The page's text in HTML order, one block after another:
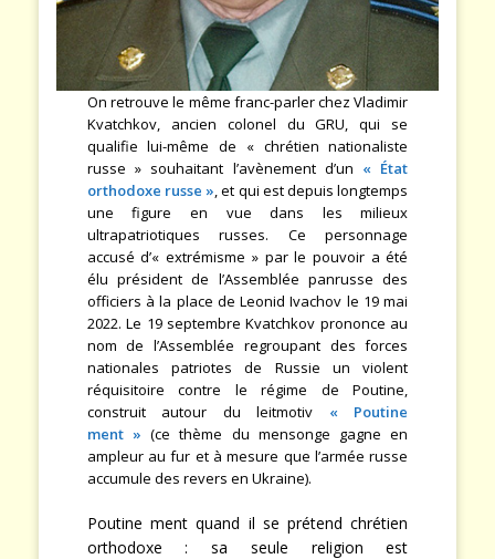
On retrouve le même franc-parler chez Vladimir
Kvatchkov, ancien colonel du GRU, qui se
qualifie lui-même de « chrétien nationaliste
russe » souhaitant l’avènement d’un « État
orthodoxe russe », et qui est depuis longtemps
une figure en vue dans les milieux
ultrapatriotiques russes. Ce personnage
accusé d’« extrémisme » par le pouvoir a été
élu président de l’Assemblée panrusse des
officiers à la place de Leonid Ivachov le 19 mai
2022. Le 19 septembre Kvatchkov prononce au
nom de l’Assemblée regroupant des forces
nationales patriotes de Russie un violent
réquisitoire contre le régime de Poutine,
construit autour du leitmotiv « Poutine
ment » (ce thème du mensonge gagne en
ampleur au fur et à mesure que l’armée russe
accumule des revers en Ukraine).
Poutine ment quand il se prétend chrétien
orthodoxe : sa seule religion est